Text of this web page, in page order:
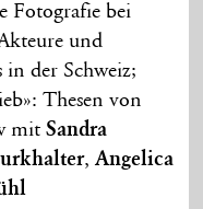
Fotografie bei
und
der Schweiz;
Thesen von
mitSandra
,Angelica